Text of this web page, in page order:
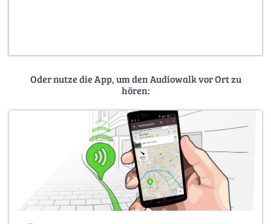
Oder nutze die App, um den Audiowalk vor Ort zu
hören: